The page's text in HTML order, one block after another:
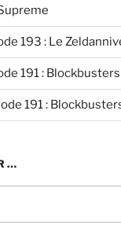
193 : Le
191 :
191 :